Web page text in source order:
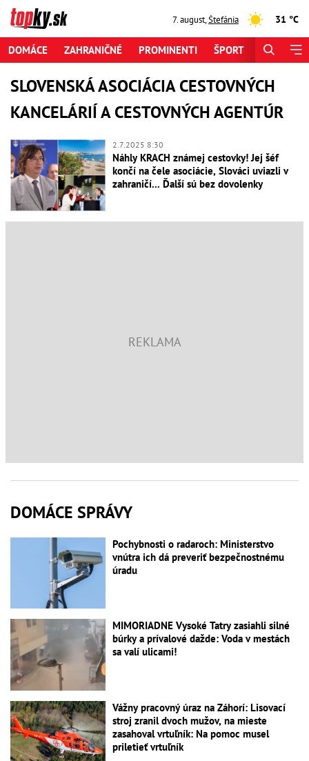
7. august,Štefánia 31 °C
DOMÁCE ZAHRANIČNÉ PROMINENTI ŠPORT
SLOVENSKÁ ASOCIÁCIA CESTOVNÝCH
KANCELÁRIÍ A CESTOVNÝCH AGENTÚR
2.7.2025 8:30
Náhly KRACH známej cestovky! Jej šéf
končí na čele asociácie, Slováci uviazli v
zahraničí... Ďalší sú bez dovolenky
DOMÁCE SPRÁVY
Pochybnosti o radaroch: Ministerstvo
vnútra ich dá preveriť bezpečnostnému
úradu
MIMORIADNE Vysoké Tatry zasiahli silné
búrky a prívalové dažde: Voda v mestách
sa valí ulicami!
Vážny pracovný úraz na Záhorí: Lisovací
stroj zranil dvoch mužov, na mieste
zasahoval vrtuľník: Na pomoc musel
priletieť vrtuľník